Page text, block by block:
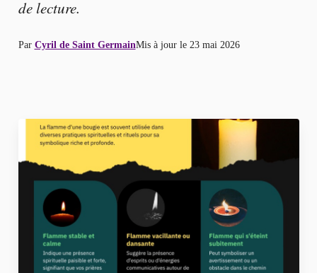
de lecture.
Par Cyril de Saint GermainMis à jour le 23 mai 2026